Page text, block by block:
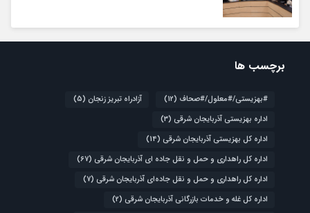
برچسب ها
#بهزیستی/#معلول/#صحاف (12) آزادراه تبریز زنجان (5)
اداره بهزیستی آذربایجان شرقی (3)
اداره کل بهزیستی آذربایجان شرقی (14)
اداره کل راهداری و حمل و نقل جاده ای آذربایجان شرقی (67)
اداره کل راهداری و حمل و نقل جاده‌ای آذربایجان شرقی (7)
اداره کل غله و خدمات بازرگانی آذربایجان شرقی (2)